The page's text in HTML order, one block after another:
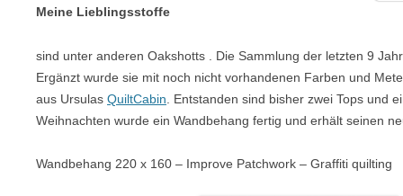
Meine Lieblingsstoffe
sind unter anderen Oakshotts . Die Sammlung der letzten 9
Ergänzt wurde sie mit noch nicht vorhandenen Farben und
aus Ursulas QuiltCabin. Entstanden sind bisher zwei Tops und
Weihnachten wurde ein Wandbehang fertig und erhält seinen
Wandbehang 220 x 160 – Improve Patchwork – Graffiti quilting